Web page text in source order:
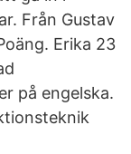
Från Gustav
Erika 23
på engelska.